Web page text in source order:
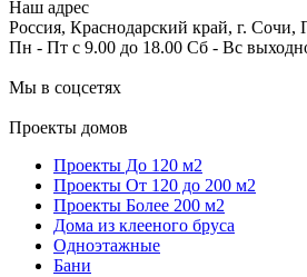
Наш адрес
Россия, Краснодарский край, г. Сочи,
Пн - Пт с 9.00 до 18.00 Сб - Вс
Мы в соцсетях
Проекты домов
Проекты До 120 м2
Проекты От 120 до 200 м2
Проекты Более 200 м2
Дома из клееного бруса
Одноэтажные
Бани